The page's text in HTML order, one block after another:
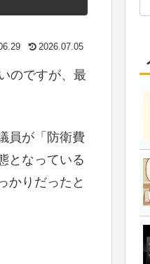
2026.07.05
のですが、最
員が「防衛費
となっている
かりだったと